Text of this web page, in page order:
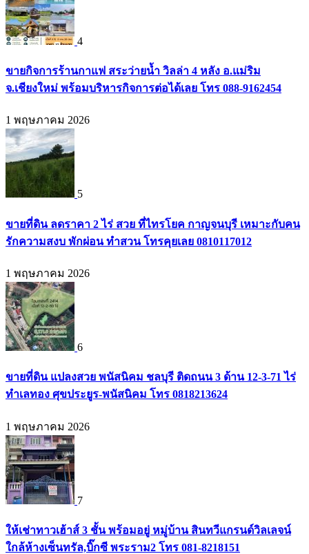
4
ขายกิจการร้านกาแฟ สระว่ายน้ำ วิลล่า 4 หลัง อ.แม่ริม
จ.เชียงใหม่ พร้อมบริหารกิจการต่อได้เลย โทร 088-9162454
1 พฤษภาคม 2026
5
ขายที่ดิน ลดราคา 2 ไร่ สวย ที่ไทรโยค กาญจนบุรี เหมาะกับคน
รักความสงบ พักผ่อน ทำสวน โทรคุยเลย 0810117012
1 พฤษภาคม 2026
6
ขายที่ดิน แปลงสวย พนัสนิคม ชลบุรี ติดถนน 3 ด้าน 12-3-71 ไร่
ทำเลทอง ศุขประยูร-พนัสนิคม โทร 0818213624
1 พฤษภาคม 2026
7
ให้เช่าทาวเฮ้าส์ 3 ชั้น พร้อมอยู่ หมู่บ้าน สินทวีแกรนด์วิลเลจน์
ใกล้ห้างเซ็นทรัล,บิ๊กซี พระราม2 โทร 081-8218151